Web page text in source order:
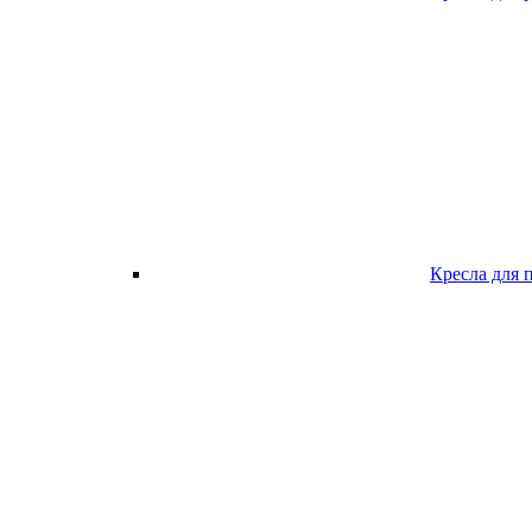
Кресла для